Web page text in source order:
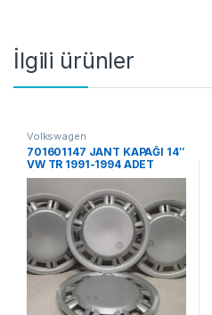
İlgili ürünler
Volkswagen
701601147 JANT KAPAĞI 14″
VW TR 1991-1994 ADET
FİYATI ORJ YENİ